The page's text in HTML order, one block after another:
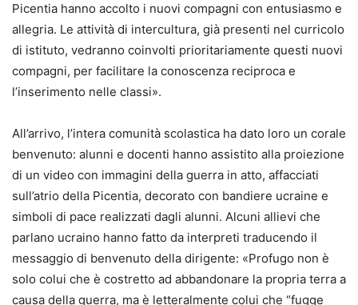
Picentia hanno accolto i nuovi compagni con entusiasmo e
allegria. Le attività di intercultura, già presenti nel curricolo
di istituto, vedranno coinvolti prioritariamente questi nuovi
compagni, per facilitare la conoscenza reciproca e
l’inserimento nelle classi».
All’arrivo, l’intera comunità scolastica ha dato loro un corale
benvenuto: alunni e docenti hanno assistito alla proiezione
di un video con immagini della guerra in atto, affacciati
sull’atrio della Picentia, decorato con bandiere ucraine e
simboli di pace realizzati dagli alunni. Alcuni allievi che
parlano ucraino hanno fatto da interpreti traducendo il
messaggio di benvenuto della dirigente: «Profugo non è
solo colui che è costretto ad abbandonare la propria terra a
causa della guerra, ma è letteralmente colui che “fugge